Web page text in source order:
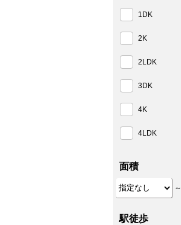
1DK
2K
2LDK
3DK
4K
4LDK
面積
～
駅徒歩